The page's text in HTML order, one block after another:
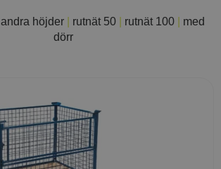
andra höjder rutnät 50 rutnät 100
med
dörr